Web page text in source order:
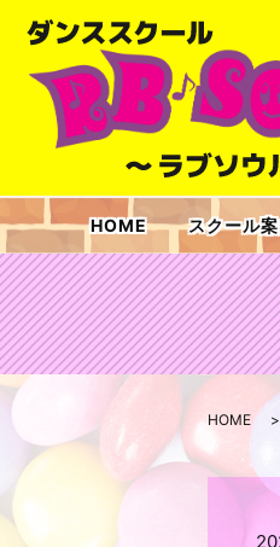
HOME スクール
HOME